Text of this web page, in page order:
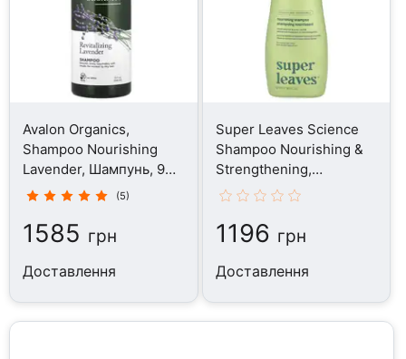
Avalon Organics,
Shampoo Nourishing
Lavender, Шампунь, 946
мл
(5)
1585 грн
Доставлення
Super Leaves Science
Shampoo Nourishing &
Strengthening,
Шампунь, 473 мл
1196 грн
Доставлення